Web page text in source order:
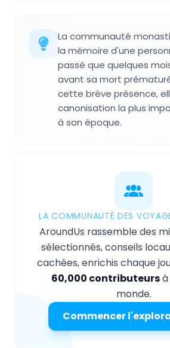
La communauté
la mémoire d'une
passé que quelques
avant sa mort
cette brève présence,
canonisation la plus
à son époque.
LA COMMUNAUTÉ DES
AroundUs rassemble des
sélectionnés, conseils
cachées, enrichis chaque
60,000 contributeurs
monde.
Commencer